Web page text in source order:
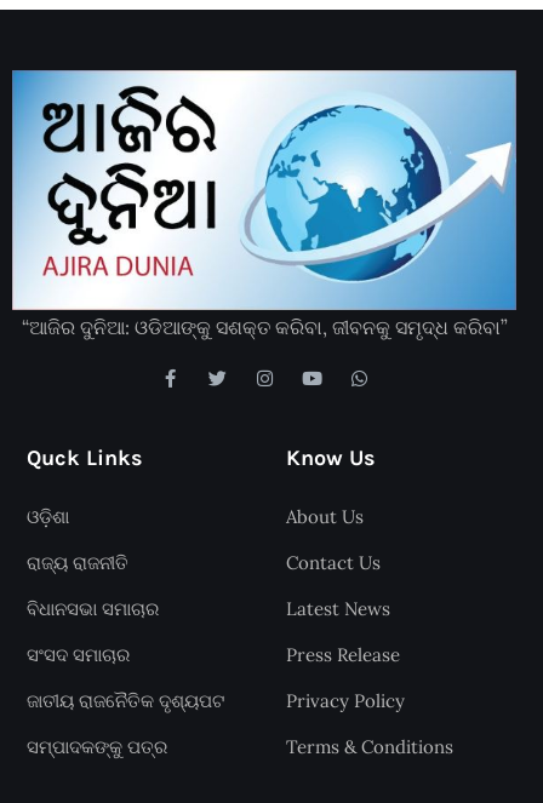
“ଆଜିର ଦୁନିଆ: ଓଡିଆଙ୍କୁ ସଶକ୍ତ କରିବା, ଜୀବନକୁ ସମୃଦ୍ଧ କରିବା”
Quck Links
ଓଡ଼ିଶା
ରାଜ୍ୟ ରାଜନୀତି
ବିଧାନସଭା ସମାଚାର
ସଂସଦ ସମାଚାର
ଜାତୀୟ ରାଜନୈତିକ ଦୃଶ୍ୟପଟ
ସମ୍ପାଦକଙ୍କୁ ପତ୍ର
Know Us
About Us
Contact Us
Latest News
Press Release
Privacy Policy
Terms & Conditions